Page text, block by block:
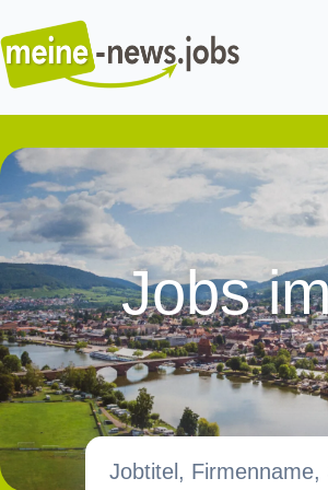
Jobs